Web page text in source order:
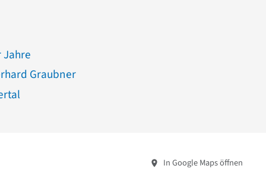
Jahre
Graubner
In Google Maps öffnen